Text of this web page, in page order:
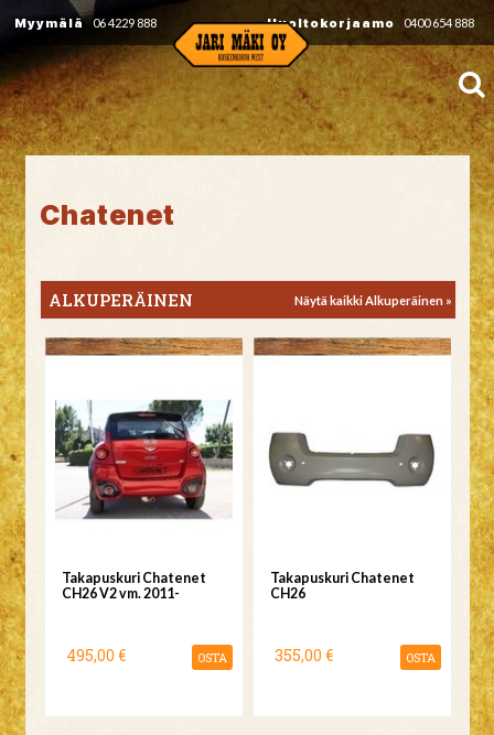
Myymälä 06 4229 888 Huoltokorjaamo 0400 654 888
Chatenet
ALKUPERÄINEN Näytä kaikki Alkuperäinen »
Takapuskuri Chatenet
CH26 V2 vm. 2011-
495,00 € OSTA
Takapuskuri Chatenet
CH26
355,00 € OSTA